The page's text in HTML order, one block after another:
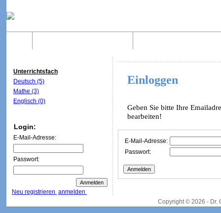
Unterrichtsfach
Deutsch (5)
Mathe (3)
Englisch (0)
Login:
E-Mail-Adresse:
Passwort:
Neu registrieren anmelden
Einloggen
Geben Sie bitte Ihre
bearbeiten!
E-Mail-Adresse:
Passwort:
Copyright © 2026 - Dr.